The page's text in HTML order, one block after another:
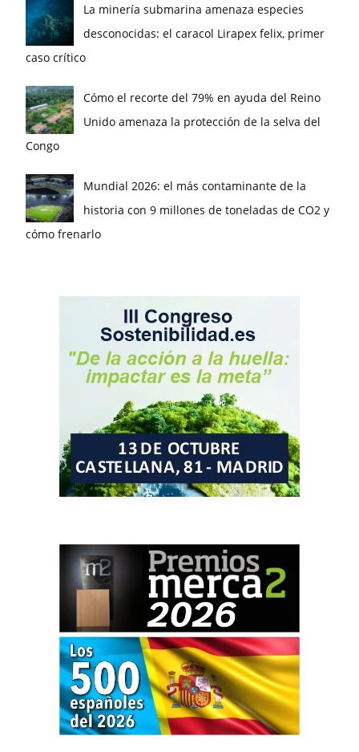
La minería submarina amenaza especies
desconocidas: el caracol Lirapex felix, primer
caso crítico
Cómo el recorte del 79% en ayuda del Reino
Unido amenaza la protección de la selva del
Congo
Mundial 2026: el más contaminante de la
historia con 9 millones de toneladas de CO2 y
cómo frenarlo